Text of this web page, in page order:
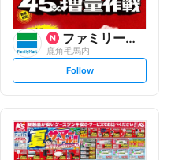
ファミリーマート
鹿角毛馬内
s
l
o
w
Follow